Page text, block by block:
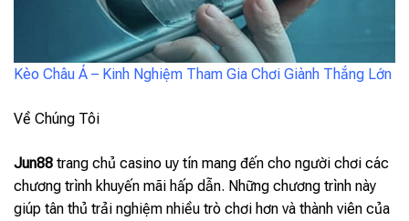
Kèo Châu Á – Kinh Nghiệm Tham Gia Chơi Giành Thắng Lớn
Về Chúng Tôi
Jun88 trang chủ casino uy tín mang đến cho người chơi các
chương trình khuyến mãi hấp dẫn. Những chương trình này
giúp tân thủ trải nghiệm nhiều trò chơi hơn và thành viên của